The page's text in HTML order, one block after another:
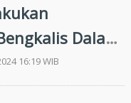
Dalam
NKRI
16:19 WIB